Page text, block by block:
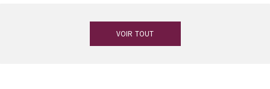
VOIR TOUT